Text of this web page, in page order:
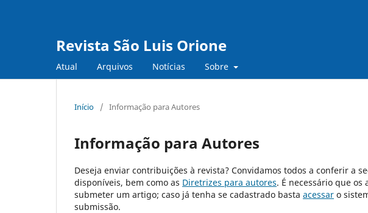
Revista São Luis Orione
Atual Arquivos Notícias Sobre
Início / Informação para Autores
Informação para Autores
Deseja enviar contribuições à revista? Convidamos todos a conferir a
disponíveis, bem como as Diretrizes para autores. É necessário que os
submeter um artigo; caso já tenha se cadastrado basta acessar o
submissão.